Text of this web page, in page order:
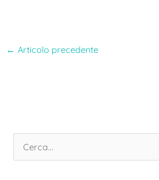
← Articolo precedente